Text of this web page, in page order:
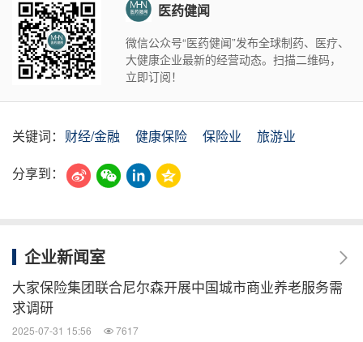
医药健闻
微信公众号“医药健闻”发布全球制药、医疗、
大健康企业最新的经营动态。扫描二维码，
立即订阅！
关键词： 财经/金融 健康保险 保险业
旅游业
分享到：
企业新闻室
大家保险集团联合尼尔森开展中国城市商业养老服务需
求调研
2025-07-31 15:56 7617